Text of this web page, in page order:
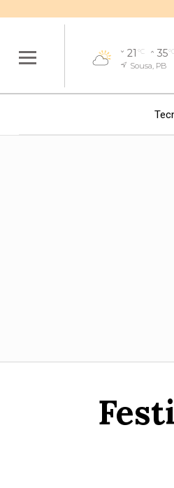
21 °C 35°C
Sousa, PB